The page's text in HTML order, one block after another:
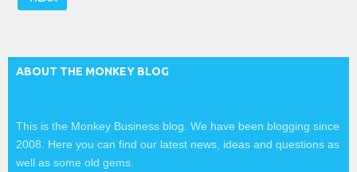
l
ABOUT THE MONKEY BLOG
This is the Monkey Business blog. We have been blogging since
2008. Here you can find our latest news, ideas and questions as
well as some old gems.